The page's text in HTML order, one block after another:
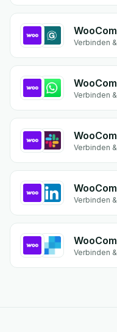
Verbinden
Verbinden
Verbinden
Verbinden
Verbinden